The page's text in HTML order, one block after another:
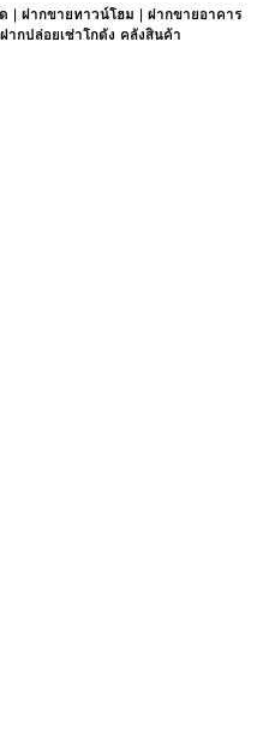
|ฝากขายทาวน์โฮม |ฝากขายอาคาร
ฝากปล่อยเช่าโกดัง คลังสินค้า